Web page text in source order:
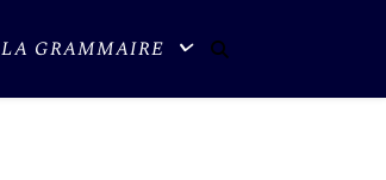
LA GRAMMAIRE